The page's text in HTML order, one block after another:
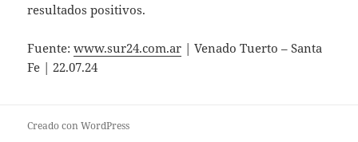
resultados positivos.
Fuente:www.sur24.com.ar | Venado Tuerto – Santa
Fe | 22.07.24
Creado con WordPress